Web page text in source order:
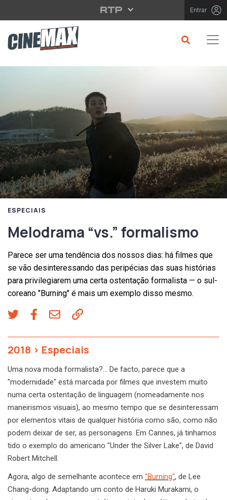
Saltar para o conteúdo principal Entrar
ESPECIAIS
Melodrama “vs.” formalismo
Parece ser uma tendência dos nossos dias: há filmes que
se vão desinteressando das peripécias das suas histórias
para privilegiarem uma certa ostentação formalista — o sul-
coreano "Burning" é mais um exemplo disso mesmo.
2018 > Especiais
Uma nova moda formalista?… De facto, parece que a
"modernidade" está marcada por filmes que investem muito
numa certa ostentação de linguagem (nomeadamente nos
maneirismos visuais), ao mesmo tempo que se desinteressam
por elementos vitais de qualquer história como são, como não
podem deixar de ser, as personagens. Em Cannes, já tinhamos
tido o exemplo do americano "Under the Silver Lake", de David
Robert Mitchell.
Agora, algo de semelhante acontece em "Burning", de Lee
Chang-dong. Adaptando um conto de Haruki Murakami, o